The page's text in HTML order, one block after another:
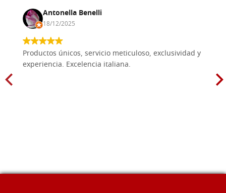
Antonella Benelli
18/12/2025
Productos únicos, servicio meticuloso, exclusividad y
experiencia. Excelencia italiana.